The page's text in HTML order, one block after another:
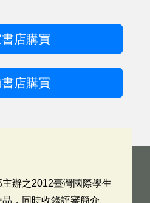
書店購買
店購買
辦之2012臺灣國際學生
，同時收錄評審簡介、